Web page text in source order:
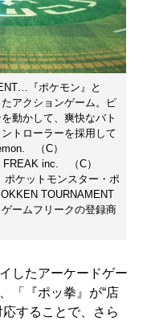
『ポケモン』と
アクションゲーム。ピ
動かして、爽快なバト
トローラーを採用して
（C）
FREAK inc. （C）
ケットモンスター・ポ
TOURNAMENT
ームフリークの登録商
したアーケードゲー
「『ポッ拳』が“店
することで、さら